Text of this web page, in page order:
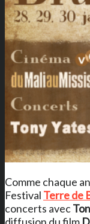
Comme chaque
Festival Terre de
concerts avec